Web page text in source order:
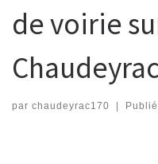
de voirie
par chaudeyrac170 | Publié